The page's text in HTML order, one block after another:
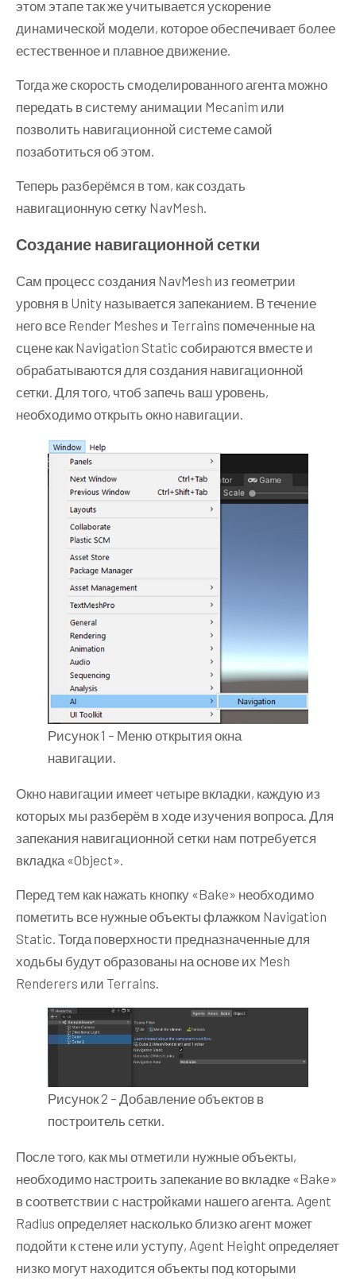
этом этапе так же учитывается ускорение
динамической модели, которое обеспечивает более
естественное и плавное движение.
Тогда же скорость смоделированного агента можно
передать в систему анимации Mecanim или
позволить навигационной системе самой
позаботиться об этом.
Теперь разберёмся в том, как создать
навигационную сетку NavMesh.
Создание навигационной сетки
Сам процесс создания NavMesh из геометрии
уровня в Unity называется запеканием. В течение
него все Render Meshes и Terrains помеченные на
сцене как Navigation Static собираются вместе и
обрабатываются для создания навигационной
сетки. Для того, чтоб запечь ваш уровень,
необходимо открыть окно навигации.
Рисунок 1 – Меню открытия окна
навигации.
Окно навигации имеет четыре вкладки, каждую из
которых мы разберём в ходе изучения вопроса. Для
запекания навигационной сетки нам потребуется
вкладка «Object».
Перед тем как нажать кнопку «Bake» необходимо
пометить все нужные объекты флажком Navigation
Static. Тогда поверхности предназначенные для
ходьбы будут образованы на основе их Mesh
Renderers или Terrains.
Рисунок 2 – Добавление объектов в
построитель сетки.
После того, как мы отметили нужные объекты,
необходимо настроить запекание во вкладке «Bake»
в соответствии с настройками нашего агента. Agent
Radius определяет насколько близко агент может
подойти к стене или уступу, Agent Height определяет
низко могут находится объекты под которыми